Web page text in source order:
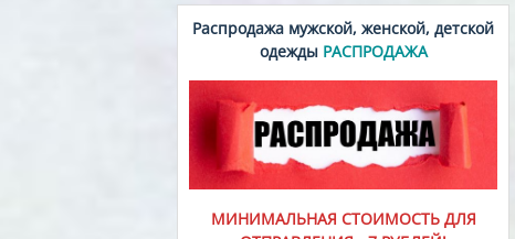
Распродажа мужской, женской, детской
одежды РАСПРОДАЖА
МИНИМАЛЬНАЯ СТОИМОСТЬ ДЛЯ